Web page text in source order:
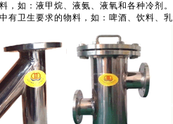
如：液甲烷、液氨、液氧和各种冷剂。
卫生要求的物料，如：啤酒、饮料、乳